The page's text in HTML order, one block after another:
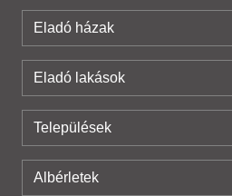
Eladó házak
Eladó lakások
Települések
Albérletek